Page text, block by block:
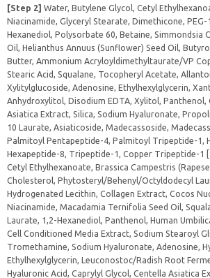
[Step 2] Water, Butylene Glycol, Cetyl
Niacinamide, Glyceryl Stearate, Dimethicone,
Hexanediol, Polysorbate 60, Betaine, Simmondsia
Oil, Helianthus Annuus (Sunflower) Seed Oil,
Butter, Ammonium Acryloyldimethyltaurate/VP
Stearic Acid, Squalane, Tocopheryl Acetate,
Xylitylglucoside, Adenosine, Ethylhexylglycerin,
Anhydroxylitol, Disodium EDTA, Xylitol, Panthenol,
Asiatica Extract, Silica, Sodium Hyaluronate,
10 Laurate, Asiaticoside, Madecassoside,
Palmitoyl Pentapeptide-4, Palmitoyl Tripeptide-1,
Hexapeptide-8, Tripeptide-1, Copper Tripeptide-1
Cetyl Ethylhexanoate, Brassica Campestris
Cholesterol, Phytosteryl/Behenyl/Octyldodecyl
Hydrogenated Lecithin, Collagen Extract, Cocos
Niacinamide, Macadamia Ternifolia Seed Oil,
Laurate, 1,2-Hexanediol, Panthenol, Human
Cell Conditioned Media Extract, Sodium Stearoyl
Tromethamine, Sodium Hyaluronate, Adenosine,
Ethylhexylglycerin, Leuconostoc/Radish Root
Hyaluronic Acid, Caprylyl Glycol, Centella Asiatica